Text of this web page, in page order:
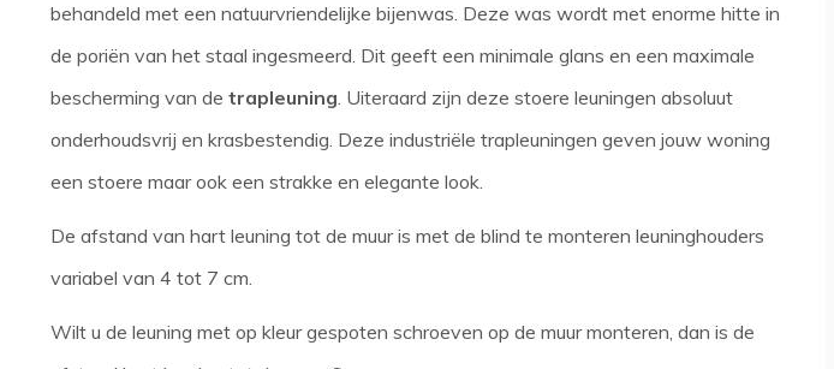
behandeld met een natuurvriendelijke bijenwas. Deze was wordt met enorme hitte in
de poriën van het staal ingesmeerd. Dit geeft een minimale glans en een maximale
bescherming van de trapleuning. Uiteraard zijn deze stoere leuningen absoluut
onderhoudsvrij en krasbestendig. Deze industriële trapleuningen geven jouw woning
een stoere maar ook een strakke en elegante look.
De afstand van hart leuning tot de muur is met de blind te monteren leuninghouders
variabel van 4 tot 7 cm.
Wilt u de leuning met op kleur gespoten schroeven op de muur monteren, dan is de